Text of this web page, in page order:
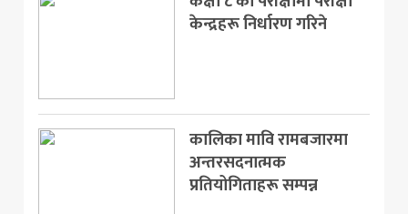
केन्द्रहरू निर्धारण गरिने
कालिका मावि रामबजारमा
अन्तरसदनात्मक
प्रतियोगिताहरू सम्पन्न